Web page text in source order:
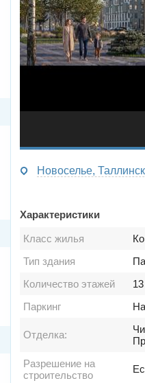
Новоселье,
Характеристики
Класс жилья
Тип здания
Количество этажей
13
Паркинг
Отделка:
Разрешение на
строительство